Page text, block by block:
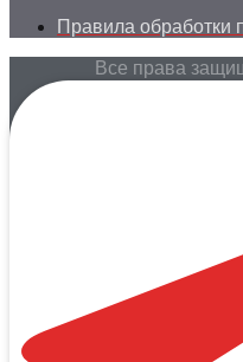
Правила обработки
Все права